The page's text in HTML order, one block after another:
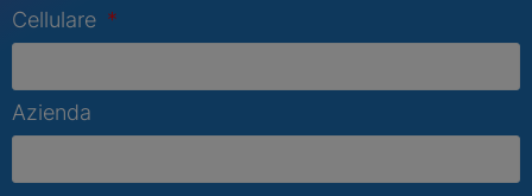
Cellulare
Azienda